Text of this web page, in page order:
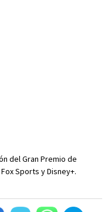
del Gran Premio de
Sports y Disney+.